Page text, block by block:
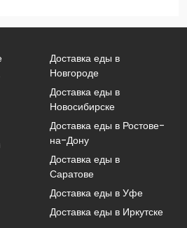
Доставка еды в
Новгороде
Доставка еды в
Новосибирске
Доставка еды в Ростове-
на-Дону
Доставка еды в
Саратове
Доставка еды в Уфе
Доставка еды в Иркутске